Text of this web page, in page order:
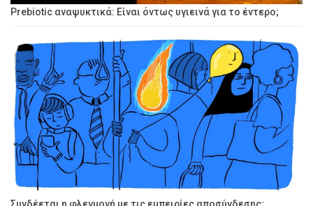
Prebiotic αναψυκτικά: Είναι όντως υγιεινά για το έντερο;